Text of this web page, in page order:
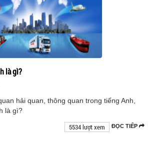
là gì?
hải quan, thông quan trong tiếng Anh,
là gì?
ĐỌC TIẾP
5534 lượt xem